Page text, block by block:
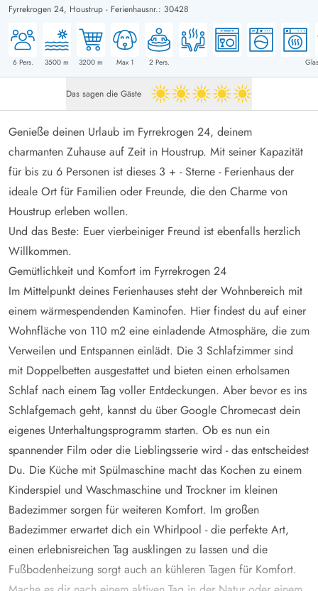
Fyrrekrogen 24, Houstrup - Ferienhausnr.: 30428
6Pers. 3500 m 3200 m Max 1 2 Pers.
Das sagen die Gäste 5 von 5
Genieße deinen Urlaub im Fyrrekrogen 24, deinem
charmanten Zuhause auf Zeit in Houstrup. Mit seiner Kapazität
für bis zu 6 Personen ist dieses 3 + - Sterne - Ferienhaus der
ideale Ort für Familien oder Freunde, die den Charme von
Houstrup erleben wollen.
Und das Beste: Euer vierbeiniger Freund ist ebenfalls herzlich
Willkommen.
Gemütlichkeit und Komfort im Fyrrekrogen 24
Im Mittelpunkt deines Ferienhauses steht der Wohnbereich mit
einem wärmespendenden Kaminofen. Hier findest du auf einer
Wohnfläche von 110 m2 eine einladende Atmosphäre, die zum
Verweilen und Entspannen einlädt. Die 3 Schlafzimmer sind
mit Doppelbetten ausgestattet und bieten einen erholsamen
Schlaf nach einem Tag voller Entdeckungen. Aber bevor es ins
Schlafgemach geht, kannst du über Google Chromecast dein
eigenes Unterhaltungsprogramm starten. Ob es nun ein
spannender Film oder die Lieblingsserie wird - das entscheidest
Du. Die Küche mit Spülmaschine macht das Kochen zu einem
Kinderspiel und Waschmaschine und Trockner im kleinen
Badezimmer sorgen für weiteren Komfort. Im großen
Badezimmer erwartet dich ein Whirlpool - die perfekte Art,
einen erlebnisreichen Tag ausklingen zu lassen und die
Fußbodenheizung sorgt auch an kühleren Tagen für Komfort.